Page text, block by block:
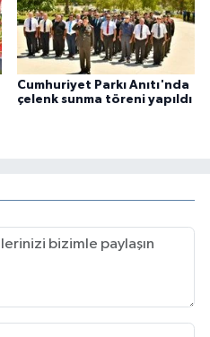
Cumhuriyet Parkı Anıtı'nda
çelenk sunma töreni yapıldı